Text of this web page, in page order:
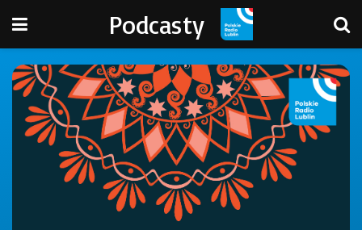
Podcasty